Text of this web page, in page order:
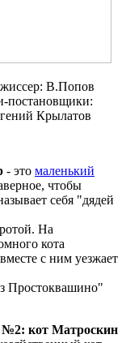
В.Попов
постановщики:
Крылатов
- это маленький
чтобы
себя "дядей
На
кота
с ним уезжает
Простоквашино"
кот Матроскин